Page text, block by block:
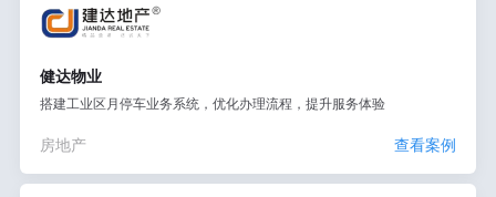
健达物业
搭建工业区月停车业务系统，优化办理流程，提升服务体验
房地产 查看案例